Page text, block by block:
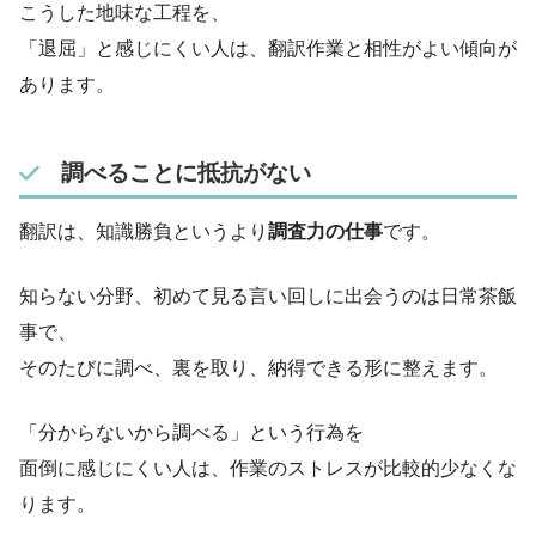
こうした地味な工程を、
「退屈」と感じにくい人は、翻訳作業と相性がよい傾向が
あります。
調べることに抵抗がない
翻訳は、知識勝負というより 調査力の仕事です。
知らない分野、初めて見る言い回しに出会うのは日常茶飯
事で、
そのたびに調べ、裏を取り、納得できる形に整えます。
「分からないから調べる」という行為を
面倒に感じにくい人は、作業のストレスが比較的少なくな
ります。